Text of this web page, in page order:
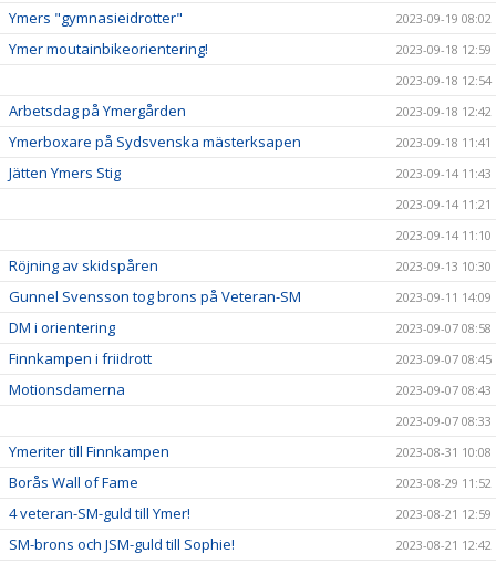
Ymers "gymnasieidrotter" 2023-09-19 08:02
Ymer moutainbikeorientering!
2023-09-18 12:59
2023-09-18 12:54
Arbetsdag på Ymergården 2023-09-18 12:42
Ymerboxare på Sydsvenska mästerksapen 2023-09-18 11:41
Jätten Ymers Stig
2023-09-14 11:43
2023-09-14 11:21
2023-09-14 11:10
Röjning av skidspåren 2023-09-13 10:30
Gunnel Svensson tog brons på Veteran-SM 2023-09-11 14:09
DM i orientering 2023-09-07 08:58
Finnkampen i friidrott 2023-09-07 08:45
Motionsdamerna
2023-09-07 08:43
2023-09-07 08:33
Ymeriter till Finnkampen 2023-08-31 10:08
Borås Wall of Fame 2023-08-29 11:52
4 veteran-SM-guld till Ymer! 2023-08-21 12:59
SM-brons och JSM-guld till Sophie! 2023-08-21 12:42